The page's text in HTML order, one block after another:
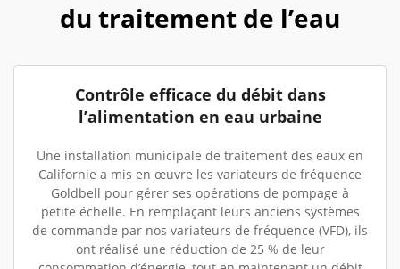
du traitement de l’eau
Contrôle efficace du débit dans
l’alimentation en eau urbaine
Une installation municipale de traitement des eaux en
Californie a mis en œuvre les variateurs de fréquence
Goldbell pour gérer ses opérations de pompage à
petite échelle. En remplaçant leurs anciens systèmes
de commande par nos variateurs de fréquence (VFD), ils
ont réalisé une réduction de 25 % de leur